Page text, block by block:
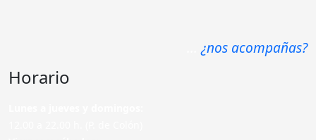
¿nos acompañas?
Horario